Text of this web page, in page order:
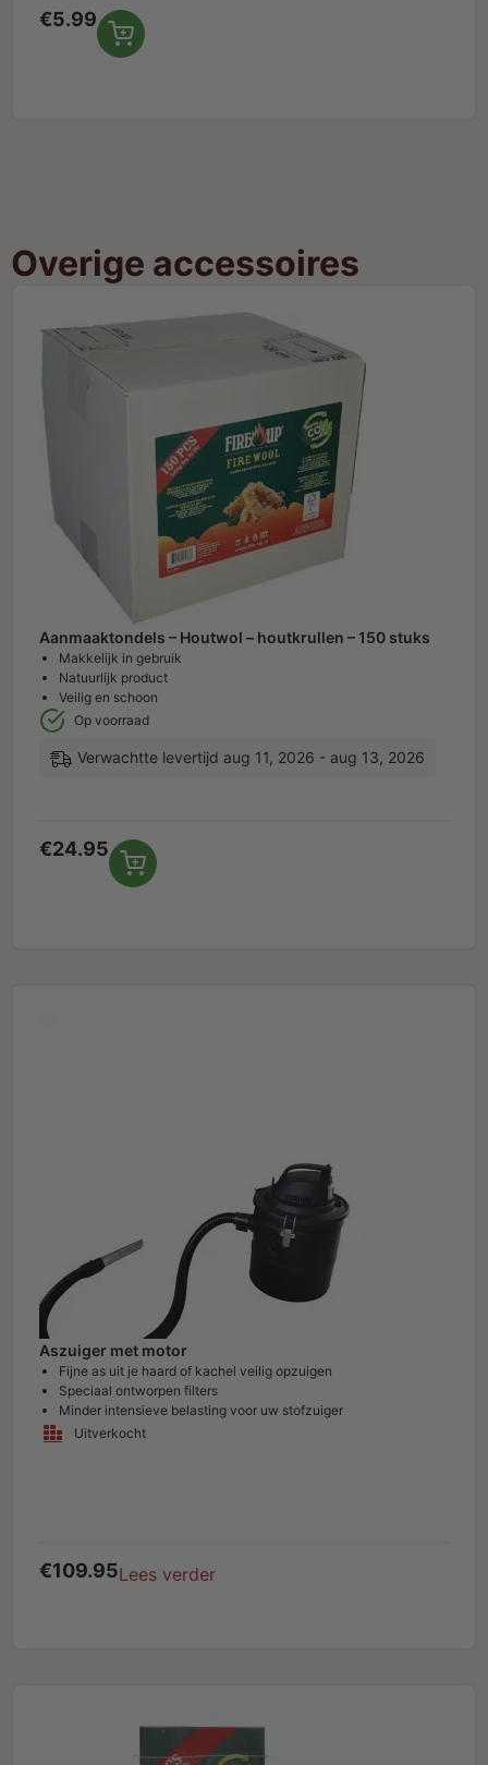
€5.99
Overige accessoires
Aanmaaktondels – Houtwol – houtkrullen – 150 stuks
Makkelijk in gebruik
Natuurlijk product
Veilig en schoon
Op voorraad
Verwachtte levertijd aug 11, 2026 - aug 13, 2026
€24.95
Aszuiger met motor
Fijne as uit je haard of kachel veilig opzuigen
Speciaal ontworpen filters
Minder intensieve belasting voor uw stofzuiger
Uitverkocht
€109.95Lees verder